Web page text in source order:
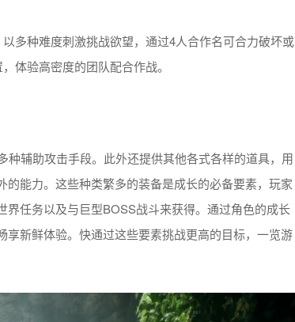
多种难度刺激挑战欲望，通过4人合作名可合力破坏或
体验高密度的团队配合作战。
辅助攻击手段。此外还提供其他各式各样的道具，用
能力。这些种类繁多的装备是成长的必备要素，玩家
界任务以及与巨型BOSS战斗来获得。通过角色的成长
新鲜体验。快通过这些要素挑战更高的目标，一览游